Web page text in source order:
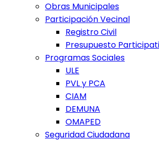
Obras Municipales
Participación Vecinal
Registro Civil
Presupuesto
Programas Sociales
ULE
PVL y PCA
CIAM
DEMUNA
OMAPED
Seguridad Ciudadana